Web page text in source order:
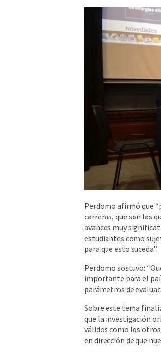
Perdomo afirmó que
carreras, que son las
avances muy
estudiantes como
para que esto suceda”.
Perdomo sostuvo:
importante para el
parámetros de
Sobre este tema
que la investigación
válidos como los
en dirección de que